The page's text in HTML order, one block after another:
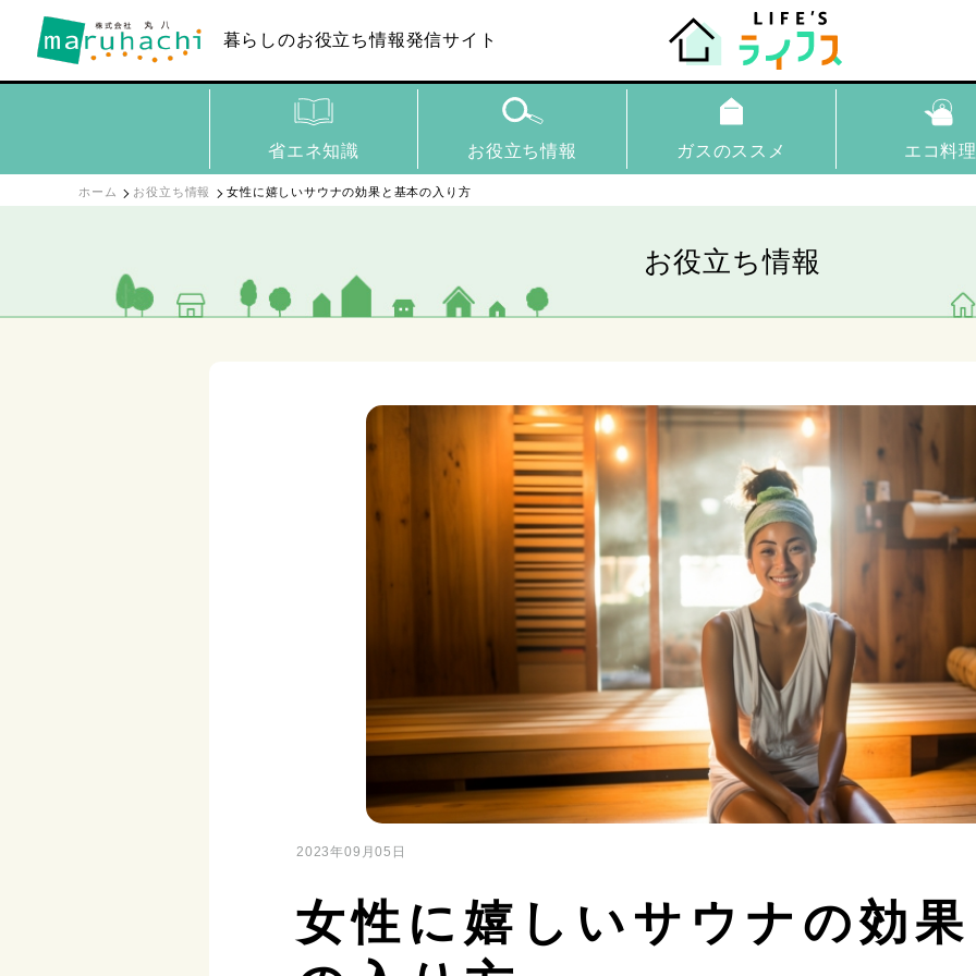
暮らしのお役立ち情報発信サイト
省エネ知識 お役立ち情報 ガスのススメ エコ料
ホーム お役立ち情報 女性に嬉しいサウナの効果と基本の入り方
お役立ち情報
2023年09月05日
女性に嬉しいサウナの効